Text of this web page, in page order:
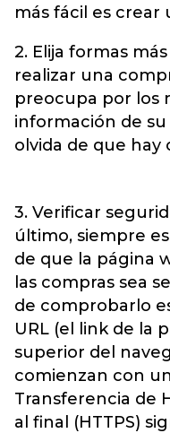
más fácil es crear
2. Elija formas
realizar una
preocupa por los
información de
olvida de que hay
3. Verificar
último, siempre
de que la página
las compras sea
de comprobarlo
URL (el link de la
superior del
comienzan con
Transferencia de
al final (HTTPS)